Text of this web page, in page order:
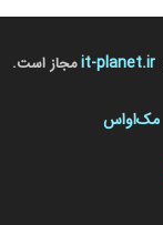
it-planet.irمجاز است.
مک‌او‌اس